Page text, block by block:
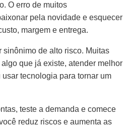
O erro de muitos
pela novidade e esquecer
margem e entrega.
sinônimo de alto risco. Muitas
que já existe, atender melhor
tecnologia para tornar um
teste a demanda e comece
reduz riscos e aumenta as